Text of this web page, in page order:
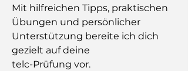
Mit hilfreichen Tipps, praktischen
Übungen und persönlicher
Unterstützung bereite ich dich
gezielt auf deine
telc-Prüfung vor.